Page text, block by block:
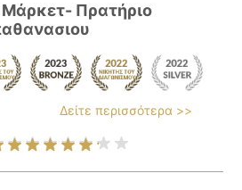
Πρατήριο
Δείτε περισσότερα >>